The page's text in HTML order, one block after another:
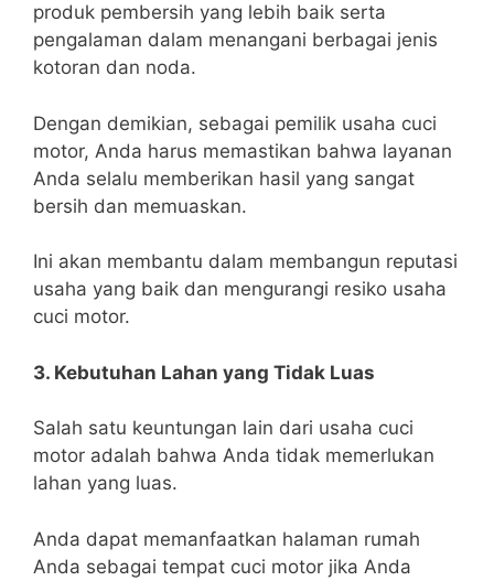
produk pembersih yang lebih baik serta
pengalaman dalam menangani berbagai jenis
kotoran dan noda.
Dengan demikian, sebagai pemilik usaha cuci
motor, Anda harus memastikan bahwa layanan
Anda selalu memberikan hasil yang sangat
bersih dan memuaskan.
Ini akan membantu dalam membangun reputasi
usaha yang baik dan mengurangi resiko usaha
cuci motor.
3. Kebutuhan Lahan yang Tidak Luas
Salah satu keuntungan lain dari usaha cuci
motor adalah bahwa Anda tidak memerlukan
lahan yang luas.
Anda dapat memanfaatkan halaman rumah
Anda sebagai tempat cuci motor jika Anda